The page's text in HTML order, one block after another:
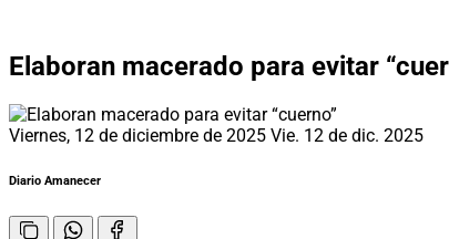
Elaboran macerado para evitar
Viernes, 12 de diciembre de 2025 Vie. 12 de dic. 2025
Diario Amanecer